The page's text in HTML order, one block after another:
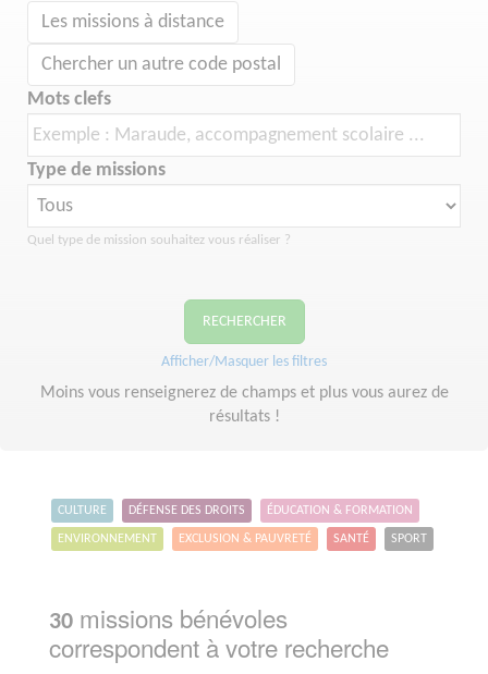
Les missions à distance
Chercher un autre code postal
Mots clefs
Type de missions
Quel type de mission souhaitez vous réaliser ?
RECHERCHER
Afficher/Masquer les filtres
Moins vous renseignerez de champs et plus vous aurez de
résultats !
CULTURE DÉFENSE DES DROITS ÉDUCATION & FORMATION
ENVIRONNEMENT EXCLUSION & PAUVRETÉ SANTÉ SPORT
30 missions bénévoles
correspondent à votre recherche